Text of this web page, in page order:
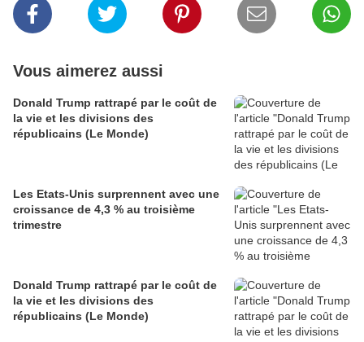
Vous aimerez aussi
Donald Trump rattrapé par le coût de
la vie et les divisions des
républicains (Le Monde)
Les Etats-Unis surprennent avec une
croissance de 4,3 % au troisième
trimestre
Donald Trump rattrapé par le coût de
la vie et les divisions des
républicains (Le Monde)